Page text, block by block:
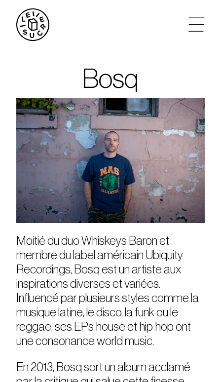
agenda
tickets
le sucre max
partenariats
privatisations
Bosq
Moitié du duo Whiskeys Baron et
membre du label américain Ubiquity
Recordings, Bosq est un artiste aux
inspirations diverses et variées.
Influencé par plusieurs styles comme la
musique latine, le disco, la funk ou le
reggae, ses EPs house et hip hop ont
une consonance world music.
En 2013, Bosq sort un album acclamé